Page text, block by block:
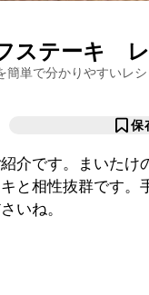
ステーキ レ
簡単で分かりやすいレ
保
介です。まいたけ
と相性抜群です。
いね。